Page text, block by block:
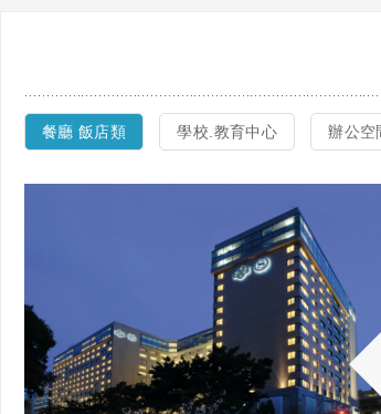
餐廳 飯店類 學校.教育中心 辦公空